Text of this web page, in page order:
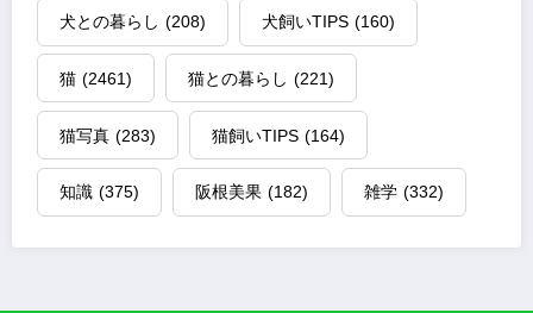
犬との暮らし (208) 犬飼いTIPS (160)
猫 (2461) 猫との暮らし (221)
猫写真 (283) 猫飼いTIPS (164)
知識 (375) 阪根美果 (182) 雑学 (332)